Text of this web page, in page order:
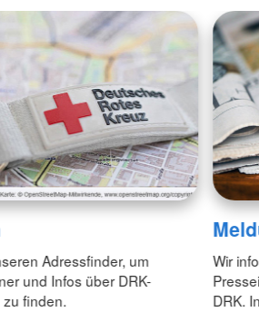
Adressfinder, um
und Infos über DRK-
zu finden.
Wir
DRK.